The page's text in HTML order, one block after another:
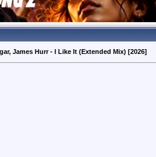
James Hurr - I Like It (Extended Mix) [2026]